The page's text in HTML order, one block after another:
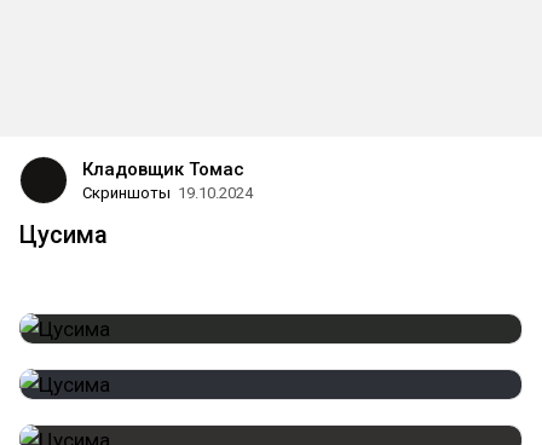
Кладовщик Томас
Скриншоты 19.10.2024
Цусима